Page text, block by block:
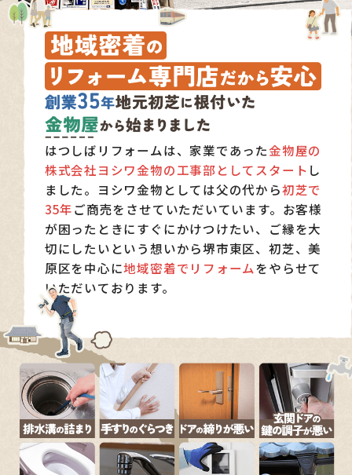
はつしばリフォームは、家業であった金物屋の
株式会社ヨシワ金物の工事部としてスタート し
ました。ヨシワ金物としては父の代から初芝で
35年ご商売をさせていただいています。お客様
が困ったときにすぐにかけつけたい、ご縁を大
切にしたいという想いから堺市東区、初芝、美
原区を中心に地域密着でリフォームをやらせて
いただいております。